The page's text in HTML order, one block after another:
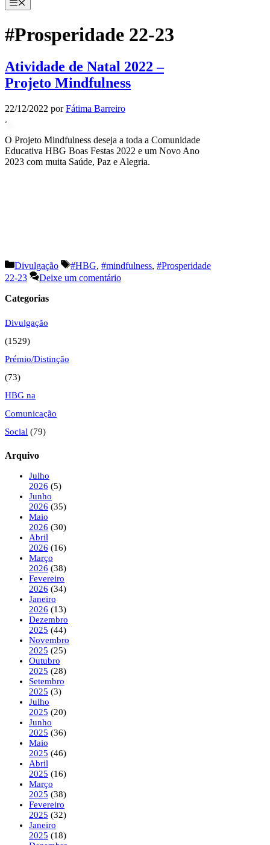
Menu
#Prosperidade 22-23
Atividade de Natal 2022 –
Projeto Mindfulness
22/12/2022 porFátima Barreiro
O Projeto Mindfulness deseja a toda a Comunidade
Educativa HBG Boas Festas 2022 e um Novo Ano
2023 com muita Saúde, Paz e Alegria.
Categorias
Divulgação Etiquetas
#HBG, #mindfulness, #Prosperidade
22-23
Deixe um comentário
Categorias
Divulgação
(1529)
Prémio/Distinção
(73)
HBG na
Comunicação
Social (79)
Arquivo
Julho
2026 (5)
Junho
2026 (35)
Maio
2026 (30)
Abril
2026 (16)
Março
2026 (38)
Fevereiro
2026 (34)
Janeiro
2026 (13)
Dezembro
2025 (44)
Novembro
2025 (25)
Outubro
2025 (28)
Setembro
2025 (3)
Julho
2025 (20)
Junho
2025 (36)
Maio
2025 (46)
Abril
2025 (16)
Março
2025 (38)
Fevereiro
2025 (32)
Janeiro
2025 (18)